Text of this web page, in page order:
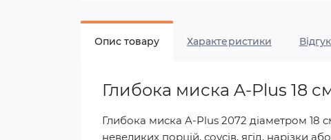
Опис товару Характеристики
Глибока миска A-Plus 18
Глибока миска A-Plus 2072 діаметром 18
невеликих порцій, соусів, ягід, нарізки